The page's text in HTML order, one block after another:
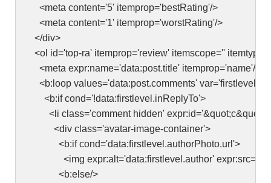
<meta content='5' itemprop='bestRating'/>
<meta content='1' itemprop='worstRating'/>
</div>
<ol id='top-ra' itemprop='review' itemscope=''
<meta expr:name='data:post.title' itemprop='name'/>
<b:loop values='data:post.comments' var='firstlevel'>
<b:if cond='!data:firstlevel.inReplyTo'>
<li class='comment hidden' expr:id='&quot;c&quot; +
<div class='avatar-image-container'>
<b:if cond='data:firstlevel.authorPhoto.url'>
<img expr:alt='data:firstlevel.author'
<b:else/>